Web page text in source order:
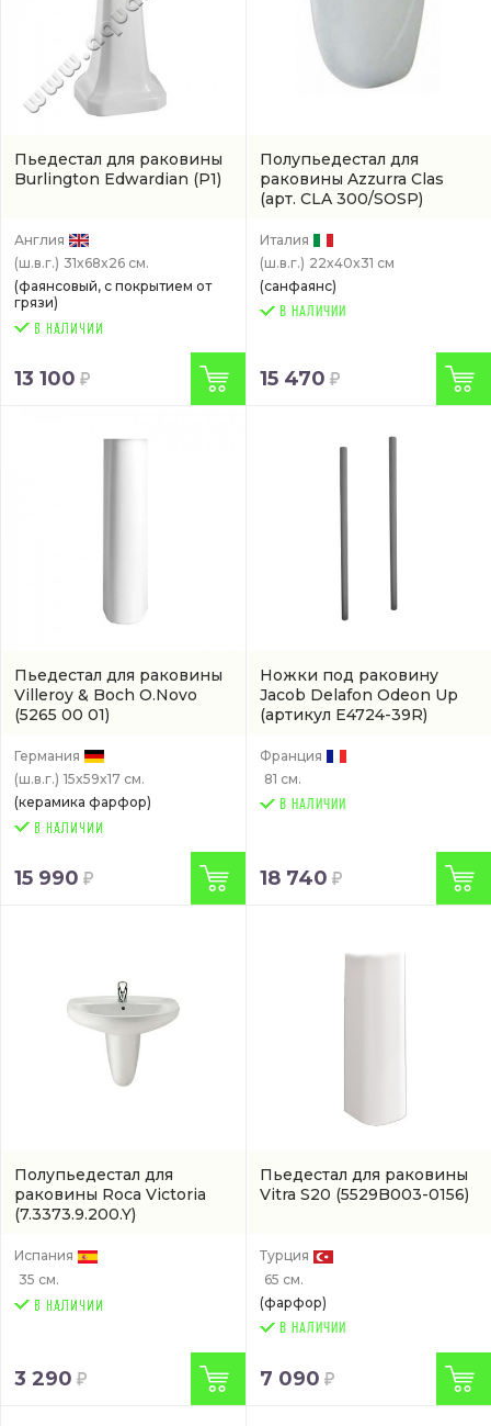
Пьедестал для раковины
Burlington Edwardian (P1)
Англия
(ш.в.г.) 31x68x26 см.
(фаянсовый, с покрытием от
грязи)
13 100
Полупьедестал для
раковины Azzurra Clas
(арт. CLA 300/SOSP)
Италия
(ш.в.г.) 22x40x31 см
(санфаянс)
В НАЛИЧИИ
15 470
Пьедестал для раковины
Villeroy & Boch O.Novo
(5265 00 01)
Германия
(ш.в.г.) 15x59x17 см.
(керамика фарфор)
15 990
Ножки под раковину
Jacob Delafon Odeon Up
(артикул E4724-39R)
Франция
81 см.
В НАЛИЧИИ
18 740
Полупьедестал для
раковины Roca Victoria
(7.3373.9.200.Y)
Испания
35 см.
3 290
Пьедестал для раковины
Vitra S20 (5529B003-0156)
Турция
65 см.
(фарфор)
В НАЛИЧИИ
7 090